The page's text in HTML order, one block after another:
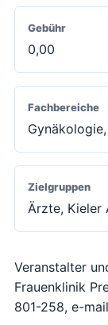
Gebühr
0,00
Fachbereiche
Zielgruppen
Ärzte, Kieler
Veranstalter
Frauenklinik
801-258, e-